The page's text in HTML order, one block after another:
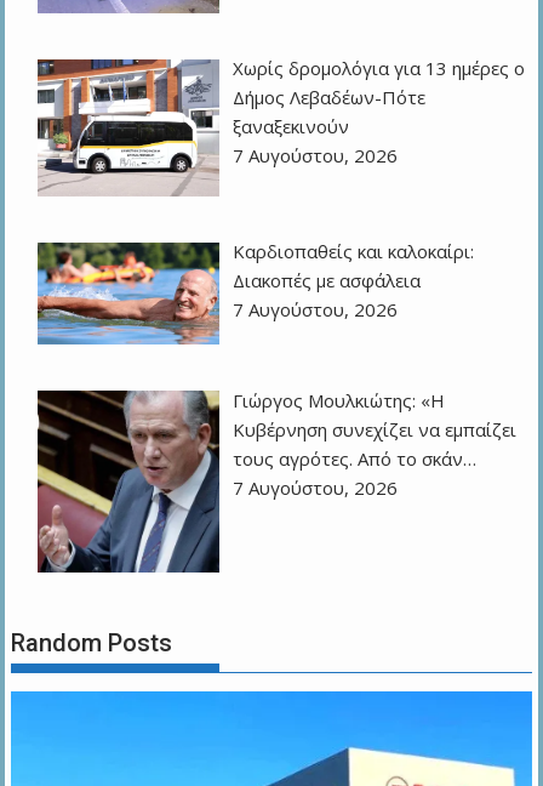
Χωρίς δρομολόγια για 13 ημέρες ο
Δήμος Λεβαδέων-Πότε
ξαναξεκινούν
7 Αυγούστου, 2026
Καρδιοπαθείς και καλοκαίρι:
Διακοπές με ασφάλεια
7 Αυγούστου, 2026
Γιώργος Μουλκιώτης: «Η
Κυβέρνηση συνεχίζει να εμπαίζει
τους αγρότες. Από το σκάν…
7 Αυγούστου, 2026
Random Posts